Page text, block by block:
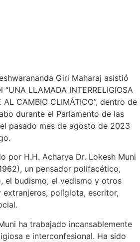
Giri Maharaj asistió
LLAMADA INTERRELIGIOSA
AL CAMBIO CLIMÁTICO”, dentro de
durante el Parlamento de las
pasado mes de agosto de 2023
por H.H. Acharya Dr. Lokesh Muni
un pensador polifacético,
el budismo, el vedismo y otros
extranjeros, políglota, escritor,
ha trabajado incansablemente
e interconfesional. Ha sido